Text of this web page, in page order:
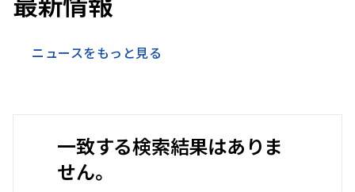
ニュースをもっと見る
一致する検索結果はありま
せん。